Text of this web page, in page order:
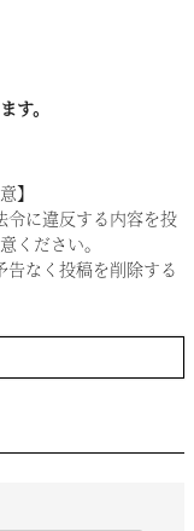
す。
】
令に違反する内容を投
ください。
告なく投稿を削除する